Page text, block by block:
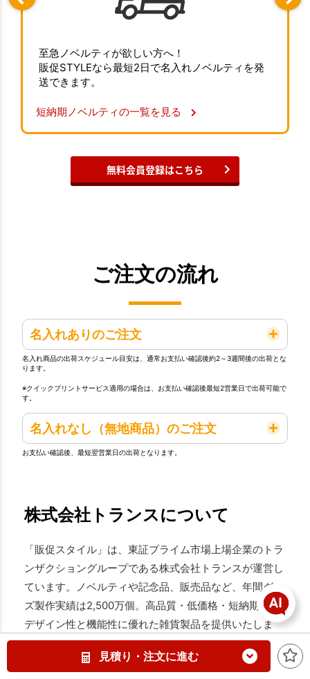
見積り・注文に進む
至急ノベルティが欲しい方へ！
販促STYLEなら最短2日で名入れノベルティを発
送できます。
短納期ノベルティの一覧を見る
無料会員登録はこちら
ご注文の流れ
名入れありのご注文
名入れ商品の出荷スケジュール目安は、通常お支払い確認後約2～3週間後の出荷とな
ります。
※クイックプリントサービス適用の場合は、お支払い確認後最短2営業日で出荷可能で
す。
名入れなし（無地商品）のご注文
お支払い確認後、最短翌営業日の出荷となります。
株式会社トランスについて
「販促スタイル」は、東証プライム市場上場企業のトラ
ンザクショングループである株式会社トランスが運営し
ています。ノベルティや記念品、販売品など、年間グッ
ズ製作実績は2,500万個。高品質・低価格・短納期で、
デザイン性と機能性に優れた雑貨製品を提供いたしま
す。